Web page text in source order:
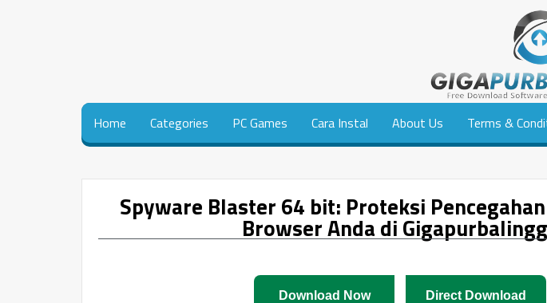
Home Categories PC Games Cara Instal About Us Terms &
Spyware Blaster 64 bit: Proteksi
Browser Anda di
Download Now Direct Download